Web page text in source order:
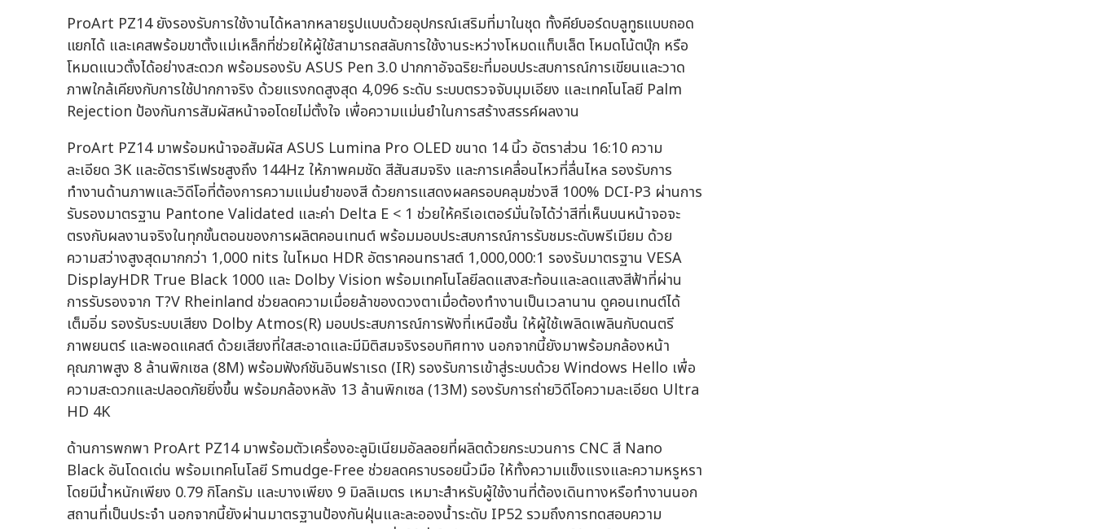
ProArt PZ14 ยังรองรับการใช้งานได้หลากหลายรูปแบบด้วยอุปกรณ์เสริมที่มาในชุด ทั้งคีย์บอร์ดบลูทูธแบบถอด
แยกได้ และเคสพร้อมขาตั้งแม่เหล็กที่ช่วยให้ผู้ใช้สามารถสลับการใช้งานระหว่างโหมดแท็บเล็ต โหมดโน้ตบุ๊ก หรือ
โหมดแนวตั้งได้อย่างสะดวก พร้อมรองรับ ASUS Pen 3.0 ปากกาอัจฉริยะที่มอบประสบการณ์การเขียนและวาด
ภาพใกล้เคียงกับการใช้ปากกาจริง ด้วยแรงกดสูงสุด 4,096 ระดับ ระบบตรวจจับมุมเอียง และเทคโนโลยี Palm
Rejection ป้องกันการสัมผัสหน้าจอโดยไม่ตั้งใจ เพื่อความแม่นยำในการสร้างสรรค์ผลงาน
ProArt PZ14 มาพร้อมหน้าจอสัมผัส ASUS Lumina Pro OLED ขนาด 14 นิ้ว อัตราส่วน 16:10 ความ
ละเอียด 3K และอัตรารีเฟรชสูงถึง 144Hz ให้ภาพคมชัด สีสันสมจริง และการเคลื่อนไหวที่ลื่นไหล รองรับการ
ทำงานด้านภาพและวิดีโอที่ต้องการความแม่นยำของสี ด้วยการแสดงผลครอบคลุมช่วงสี 100% DCI-P3 ผ่านการ
รับรองมาตรฐาน Pantone Validated และค่า Delta E < 1 ช่วยให้ครีเอเตอร์มั่นใจได้ว่าสีที่เห็นบนหน้าจอจะ
ตรงกับผลงานจริงในทุกขั้นตอนของการผลิตคอนเทนต์ พร้อมมอบประสบการณ์การรับชมระดับพรีเมียม ด้วย
ความสว่างสูงสุดมากกว่า 1,000 nits ในโหมด HDR อัตราคอนทราสต์ 1,000,000:1 รองรับมาตรฐาน VESA
DisplayHDR True Black 1000 และ Dolby Vision พร้อมเทคโนโลยีลดแสงสะท้อนและลดแสงสีฟ้าที่ผ่าน
การรับรองจาก T?V Rheinland ช่วยลดความเมื่อยล้าของดวงตาเมื่อต้องทำงานเป็นเวลานาน ดูคอนเทนต์ได้
เต็มอิ่ม รองรับระบบเสียง Dolby Atmos(R) มอบประสบการณ์การฟังที่เหนือชั้น ให้ผู้ใช้เพลิดเพลินกับดนตรี
ภาพยนตร์ และพอดแคสต์ ด้วยเสียงที่ใสสะอาดและมีมิติสมจริงรอบทิศทาง นอกจากนี้ยังมาพร้อมกล้องหน้า
คุณภาพสูง 8 ล้านพิกเซล (8M) พร้อมฟังก์ชันอินฟราเรด (IR) รองรับการเข้าสู่ระบบด้วย Windows Hello เพื่อ
ความสะดวกและปลอดภัยยิ่งขึ้น พร้อมกล้องหลัง 13 ล้านพิกเซล (13M) รองรับการถ่ายวิดีโอความละเอียด Ultra
HD 4K
ด้านการพกพา ProArt PZ14 มาพร้อมตัวเครื่องอะลูมิเนียมอัลลอยที่ผลิตด้วยกระบวนการ CNC สี Nano
Black อันโดดเด่น พร้อมเทคโนโลยี Smudge-Free ช่วยลดคราบรอยนิ้วมือ ให้ทั้งความแข็งแรงและความหรูหรา
โดยมีน้ำหนักเพียง 0.79 กิโลกรัม และบางเพียง 9 มิลลิเมตร เหมาะสำหรับผู้ใช้งานที่ต้องเดินทางหรือทำงานนอก
สถานที่เป็นประจำ นอกจากนี้ยังผ่านมาตรฐานป้องกันฝุ่นและละอองน้ำระดับ IP52 รวมถึงการทดสอบความ